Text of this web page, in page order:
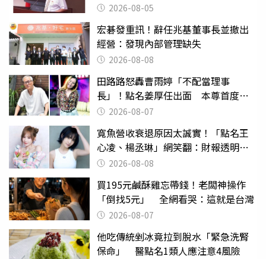
2026-08-05
宏碁發重訊！辭任兆基董事長並撤出
經營：發現內部管理缺失
2026-08-08
田路路怒轟曹雨婷「不配當理事
長」！點名姜厚任出面 本尊首度回
應了2026-08-07
寬魚營收衰退原因太誠實！「點名王
心凌、楊丞琳」網笑翻：財報透明度
滿分2026-08-08
買195元鹹酥雞忘帶錢！老闆神操作
「倒找5元」 全網看哭：這就是台灣
2026-08-07
他吃傳統剉冰竟拉到脫水「緊急洗腎
保命」 醫點名1類人應注意4風險